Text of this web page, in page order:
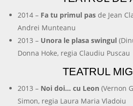
2014 – Fa tu primul pas de Jean
Andrei Munteanu
2013 – Unora le plasa swingul
Donna Hoke, regia Claudiu Puscau
TEATRUL
2013 – Noi doi… cu Leon (Vernon
Simon, regia Laura Maria Vladoiu